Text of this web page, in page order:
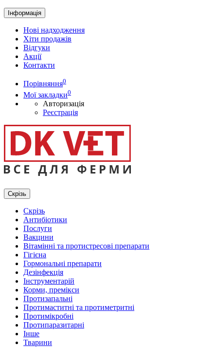
Інформація
Нові надходження
Хіти продажів
Відгуки
Акції
Контакти
Порівняння0
Мої закладки0
Авторизація
Реєстрація
Скрізь
Скрізь
Антибіотики
Послуги
Вакцини
Вітамінні та протистресові препарати
Гігієна
Гормональні препарати
Дезінфекція
Інструментарій
Корми, премікси
Протизапальні
Протимаститні та протиметритні
Протимікробні
Протипаразитарні
Інше
Тварини